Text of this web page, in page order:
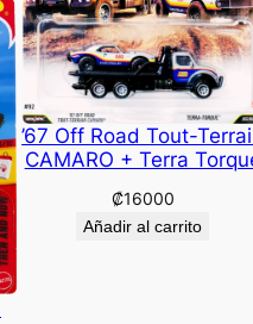
’67 Off Road Tout-
CAMARO + Terra
₡16000
Añadir al carrito